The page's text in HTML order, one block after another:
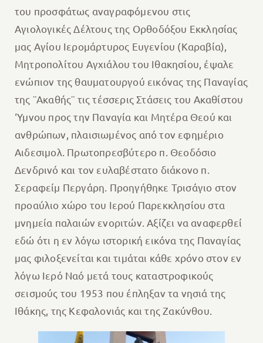
του προσφάτως αναγραφόμενου στις
Αγιολογικές Δέλτους της Ορθοδόξου Εκκλησίας
μας Αγίου Ιερομάρτυρος Ευγενίου (Καραβία),
Μητροπολίτου Αγχιάλου του Ιθακησίου, έψαλε
ενώπιον της θαυματουργού εικόνας της Παναγίας
της ¨Ακαθής¨ τις τέσσερις Στάσεις του Ακαθίστου
‘Υμνου προς την Παναγία και Μητέρα Θεού και
ανθρώπων, πλαισιωμένος από τον εφημέριο
Αιδεσιμολ. Πρωτοπρεσβύτερο π. Θεοδόσιο
Δενδρινό και τον ευλαβέστατο διάκονο π.
Σεραφείμ Περγάρη. Προηγήθηκε Τρισάγιο στον
προαύλιο χώρο του Ιερού Παρεκκλησίου στα
μνημεία παλαιών ενοριτών. Αξίζει να αναφερθεί
εδώ ότι η εν λόγω ιστορική εικόνα της Παναγίας
μας φιλοξενείται και τιμάται κάθε χρόνο στον εν
λόγω Ιερό Ναό μετά τους καταστροφικούς
σεισμούς του 1953 που έπληξαν τα νησιά της
Ιθάκης, της Κεφαλονιάς και της Ζακύνθου.